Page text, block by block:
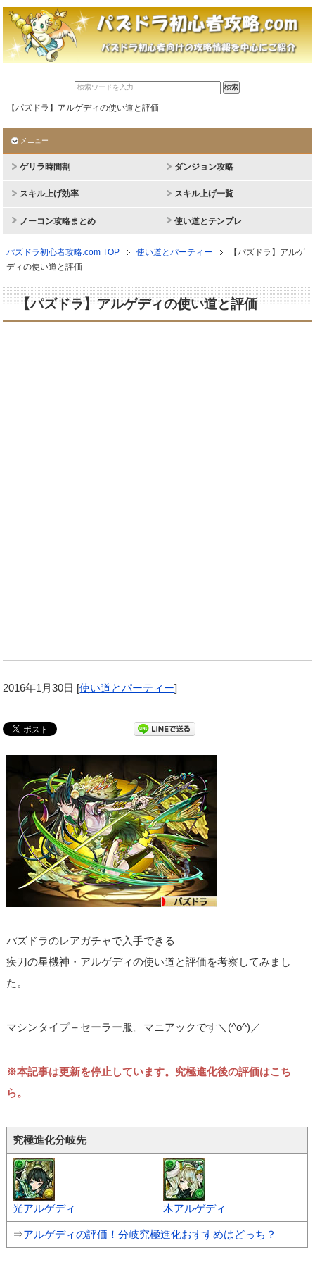
【パズドラ】アルゲディの使い道と評価
メニュー
ゲリラ時間割 ダンジョン攻略
スキル上げ効率 スキル上げ一覧
ノーコン攻略まとめ 使い道とテンプレ
パズドラ初心者攻略.com TOP 使い道とパーティー
【パズドラ】アルゲ
ディの使い道と評価
【パズドラ】アルゲディの使い道と評価
2016年1月30日 [使い道とパーティー]
パズドラのレアガチャで入手できる
疾刀の星機神・アルゲディの使い道と評価を考察してみまし
た。
マシンタイプ＋セーラー服。マニアックです＼(^o^)／
※本記事は更新を停止しています。究極進化後の評価はこち
ら。
究極進化分岐先
光アルゲディ 木アルゲディ
⇒アルゲディの評価！分岐究極進化おすすめはどっち？